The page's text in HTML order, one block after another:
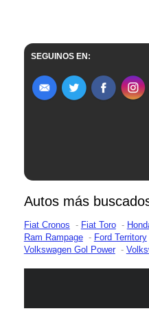
SEGUINOS EN:
Autos más
Fiat Cronos Fiat Toro
Ram Rampage
Ford Territory
Volkswagen Gol Power